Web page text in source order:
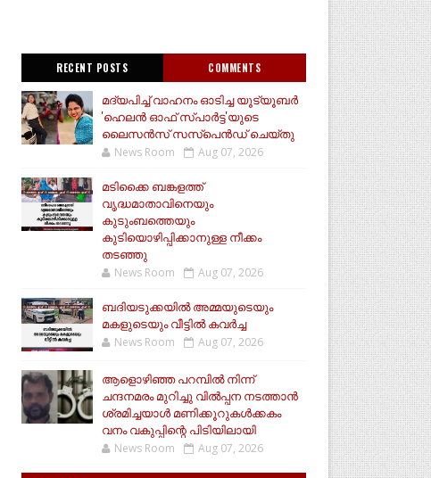
RECENT POSTS COMMENTS
മദ്യപിച്ച് വാഹനം ഓടിച്ച യൂട്യൂബർ
'ഹെലൻ ഓഫ് സ്പാർട്ട'യുടെ
ലൈസൻസ് സസ്പെൻഡ് ചെയ്തു
News Room Aug 07, 2026
മടിക്കൈ ബങ്കളത്ത്
വൃദ്ധമാതാവിനെയും
കുടുംബത്തെയും
കുടിയൊഴിപ്പിക്കാനുള്ള നീക്കം
തടഞ്ഞു
News Room Aug 07, 2026
ബദിയടുക്കയില്‍ അമ്മയുടെയും
മകളുടെയും വീട്ടില്‍ കവര്‍ച്ച
News Room Aug 07, 2026
ആളൊഴിഞ്ഞ പറമ്പിൽ നിന്ന്
ചന്ദനമരം മുറിച്ചു വിൽപ്പന നടത്താൻ
ശ്രമിച്ചയാൾ മണിക്കൂറുകൾക്കകം
വനം വകുപ്പിന്റെ പിടിയിലായി
News Room Aug 07, 2026